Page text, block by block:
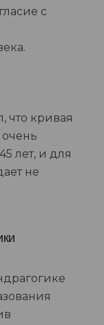
с
что кривая
очень
лет, и для
не